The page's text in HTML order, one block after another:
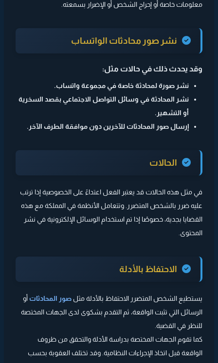
معلومات خاصة أو إحراج الشخص أو الإضرار بسمعته.
نشر صور محادثات الواتساب
وقد يحدث ذلك في حالات مثل:
نشر صورة لمحادثة خاصة في مجموعة واتساب.
نشر المحادثة في وسائل التواصل الاجتماعي بقصد السخرية
أو التشهير.
إرسال صور المحادثات للآخرين دون موافقة الطرف الآخر.
الحالات
في مثل هذه الحالات قد يعتبر الفعل اعتداءً على الخصوصية إذا ترتب
عليه ضرر بالشخص المتضرر. وتتعامل الأنظمة في المملكة مع هذه
القضايا بجدية، خصوصًا إذا تم استخدام الوسائل الإلكترونية في نشر
المحتوى.
الاحتفاظ بالأدلة
يستطيع الشخص المتضرر الاحتفاظ بالأدلة مثل صور المحادثات أو
الرسائل التي تثبت الواقعة، ثم التقدم بشكوى لدى الجهات المختصة
للنظر في القضية.
كما تقوم الجهات المختصة بدراسة الأدلة والتحقق من ظروف
الواقعة قبل اتخاذ الإجراءات النظامية. وقد تختلف العقوبة بحسب